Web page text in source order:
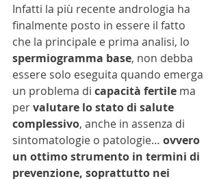
Infatti la più recente andrologia ha
finalmente posto in essere il fatto
che la principale e prima analisi, lo
spermiogramma base, non debba
essere solo eseguita quando emerga
un problema di capacità fertile ma
per valutare lo stato di salute
complessivo, anche in assenza di
sintomatologie o patologie… ovvero
un ottimo strumento in termini di
prevenzione, soprattutto nei